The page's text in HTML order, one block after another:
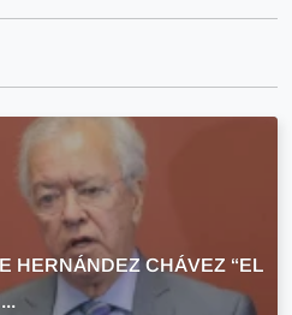
HERNÁNDEZ CHÁVEZ “EL